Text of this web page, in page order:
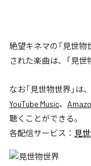
絶望キネマの「見世
された楽曲は、「見世
なお「見世物世界」は、
YouTube Music、
聴くことができる。
各配信サービス： 見